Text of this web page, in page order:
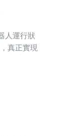
人運行狀
真正實現